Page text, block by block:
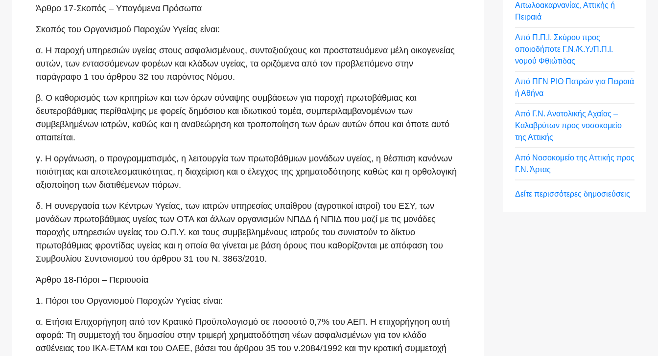
Άρθρο 17-Σκοπός – Υπαγόμενα Πρόσωπα
Σκοπός του Οργανισμού Παροχών Υγείας είναι:
α. Η παροχή υπηρεσιών υγείας στους ασφαλισμένους, συνταξιούχους και προστατευόμενα μέλη οικογενείας
αυτών, των εντασσόμενων φορέων και κλάδων υγείας, τα οριζόμενα από τον προβλεπόμενο στην
παράγραφο 1 του άρθρου 32 του παρόντος Νόμου.
β. Ο καθορισμός των κριτηρίων και των όρων σύναψης συμβάσεων για παροχή πρωτοβάθμιας και
δευτεροβάθμιας περίθαλψης με φορείς δημόσιου και ιδιωτικού τομέα, συμπεριλαμβανομένων των
συμβεβλημένων ιατρών, καθώς και η αναθεώρηση και τροποποίηση των όρων αυτών όπου και όποτε αυτό
απαιτείται.
γ. Η οργάνωση, ο προγραμματισμός, η λειτουργία των πρωτοβάθμιων μονάδων υγείας, η θέσπιση κανόνων
ποιότητας και αποτελεσματικότητας, η διαχείριση και ο έλεγχος της χρηματοδότησης καθώς και η ορθολογική
αξιοποίηση των διατιθέμενων πόρων.
δ. Η συνεργασία των Κέντρων Υγείας, των ιατρών υπηρεσίας υπαίθρου (αγροτικοί ιατροί) του ΕΣΥ, των
μονάδων πρωτοβάθμιας υγείας των ΟΤΑ και άλλων οργανισμών ΝΠΔΔ ή ΝΠΙΔ που μαζί με τις μονάδες
παροχής υπηρεσιών υγείας του Ο.Π.Υ. και τους συμβεβλημένους ιατρούς του συνιστούν το δίκτυο
πρωτοβάθμιας φροντίδας υγείας και η οποία θα γίνεται με βάση όρους που καθορίζονται με απόφαση του
Συμβουλίου Συντονισμού του άρθρου 31 του Ν. 3863/2010.
Άρθρο 18-Πόροι – Περιουσία
1. Πόροι του Οργανισμού Παροχών Υγείας είναι:
α. Ετήσια Επιχορήγηση από τον Κρατικό Προϋπολογισμό σε ποσοστό 0,7% του ΑΕΠ. Η επιχορήγηση αυτή
αφορά: Τη συμμετοχή του δημοσίου στην τριμερή χρηματοδότηση νέων ασφαλισμένων για τον κλάδο
ασθένειας του ΙΚΑ-ΕΤΑΜ και του ΟΑΕΕ, βάσει του άρθρου 35 του ν.2084/1992 και την κρατική συμμετοχή
Αιτωλοακαρνανίας, Αττικής ή
Πειραιά
Από Π.Π.Ι. Σκύρου προς
οποιοδήποτε Γ.Ν./Κ.Υ./Π.Π.Ι.
νομού Φθιώτιδας
Από ΠΓΝ ΡΙΟ Πατρών για Πειραιά
ή Αθήνα
Από Γ.Ν. Ανατολικής Αχαΐας –
Καλαβρύτων προς νοσοκομείο
της Αττικής
Από Νοσοκομείο της Αττικής προς
Γ.Ν. Άρτας
Δείτε περισσότερες δημοσιεύσεις